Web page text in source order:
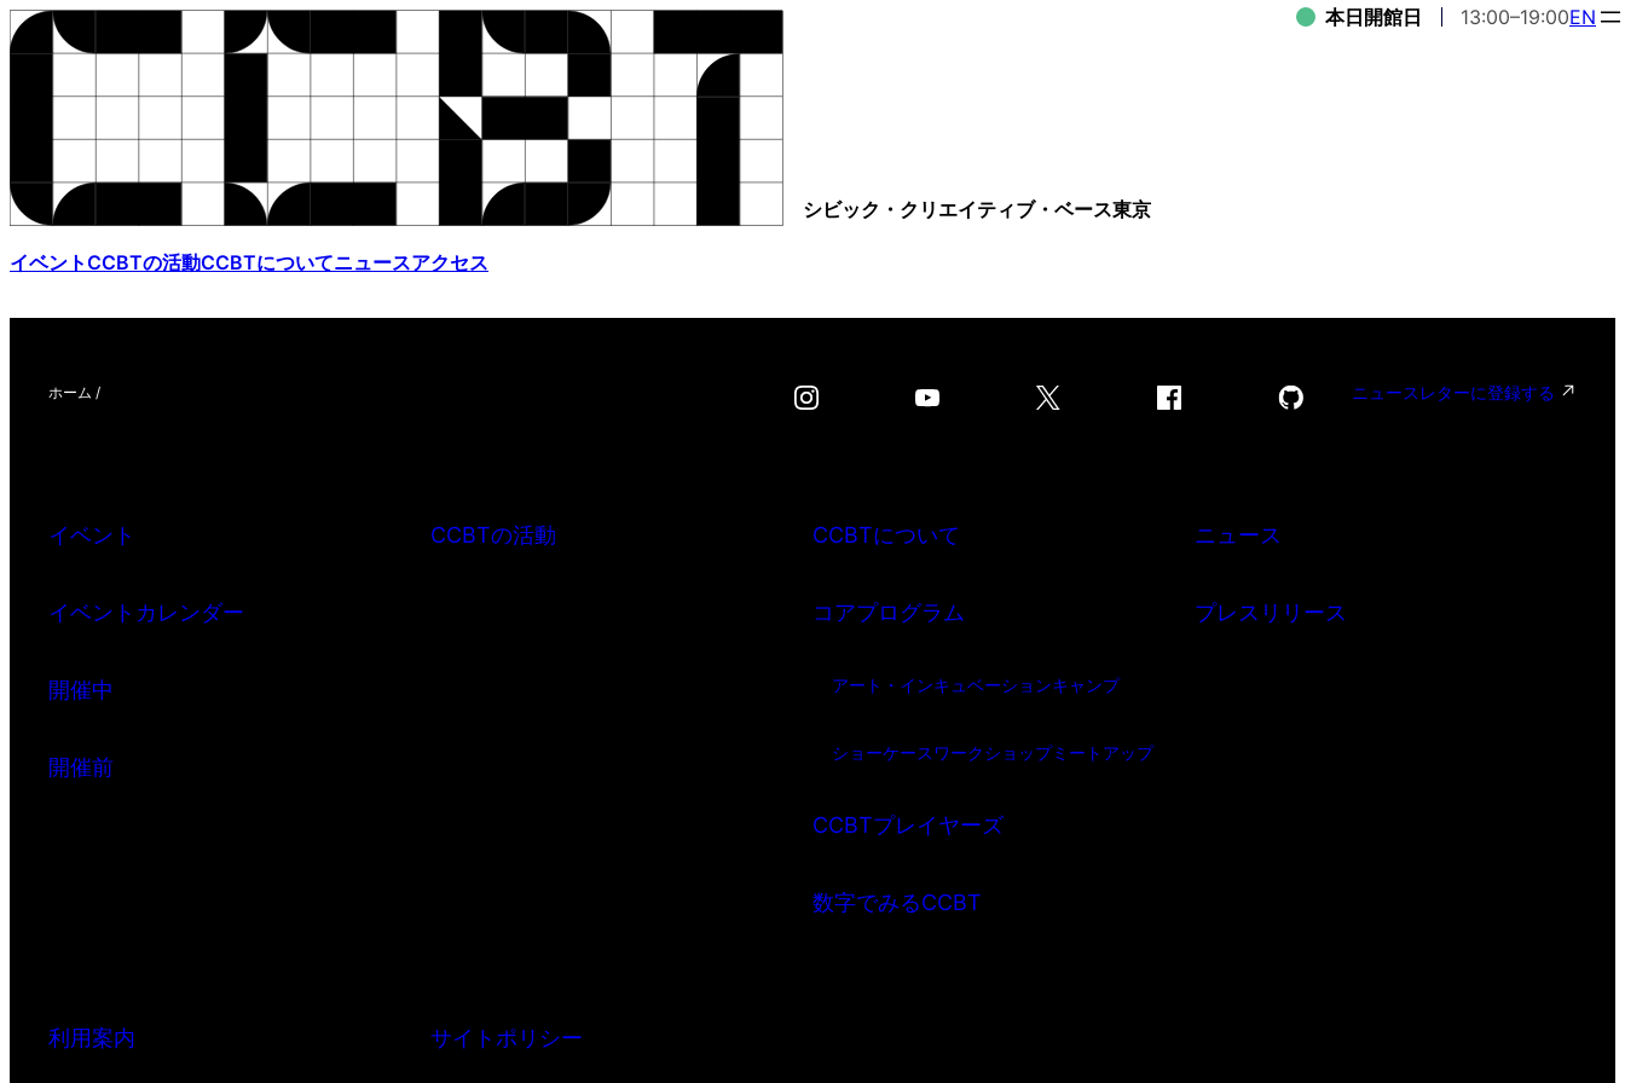
シビック・クリエイティブ・ベース東京
本日開館日 13:00–19:00EN
イベントCCBTの活動CCBTについてニュースアクセス
ホーム / ニュースレターに登録する
イベント
イベントカレンダー
開催中
開催前
CCBTの活動 CCBTについて
コアプログラム
アート・インキュベーションキャンプ
ショーケースワークショップミートアップ
CCBTプレイヤーズ
数字でみるCCBT
ニュース
プレスリリース
利用案内 サイトポリシー